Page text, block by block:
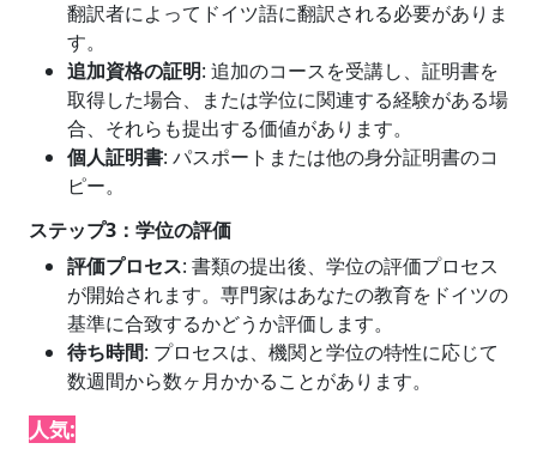
翻訳者によってドイツ語に翻訳される必要がありま
す。
追加資格の証明: 追加のコースを受講し、証明書を
取得した場合、または学位に関連する経験がある場
合、それらも提出する価値があります。
個人証明書: パスポートまたは他の身分証明書のコ
ピー。
ステップ3：学位の評価
評価プロセス: 書類の提出後、学位の評価プロセス
が開始されます。専門家はあなたの教育をドイツの
基準に合致するかどうか評価します。
待ち時間: プロセスは、機関と学位の特性に応じて
数週間から数ヶ月かかることがあります。
人気: